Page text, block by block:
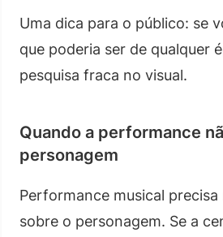
Uma dica para o público: se
que poderia ser de qualquer
pesquisa fraca no visual.
Quando a performance
personagem
Performance musical precisa
sobre o personagem. Se a